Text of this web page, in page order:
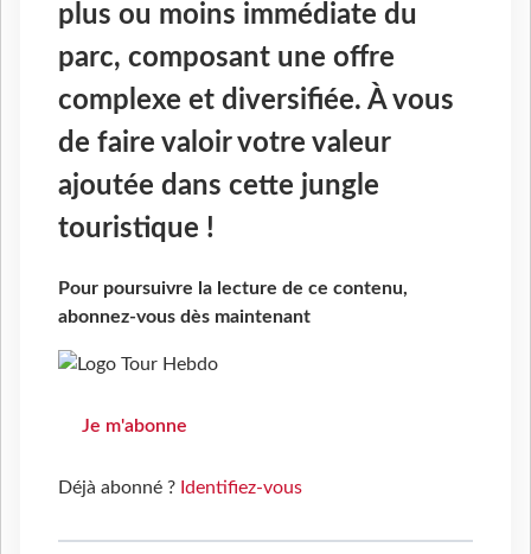
plus ou moins immédiate du
parc, composant une offre
complexe et diversifiée. À vous
de faire valoir votre valeur
ajoutée dans cette jungle
touristique !
Pour poursuivre la lecture de ce contenu,
abonnez-vous dès maintenant
Je m'abonne
Déjà abonné ? Identifiez-vous